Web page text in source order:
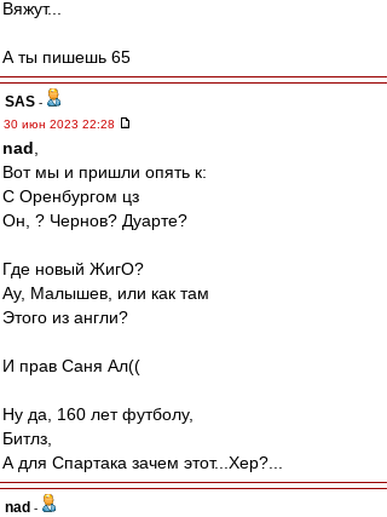
Вяжут...
А ты пишешь 65
SAS -
30 июн 2023 22:28
nad
Вот мы и пришли опять к:
С Оренбургом цз
Он, ? Чернов? Дуарте?
Где новый ЖигО?
Ау, Малышев, или как там
Этого из англи?
И прав Саня Ал((
Ну да, 160 лет футболу,
Битлз,
А для Спартака зачем этот...Хер?...
nad -